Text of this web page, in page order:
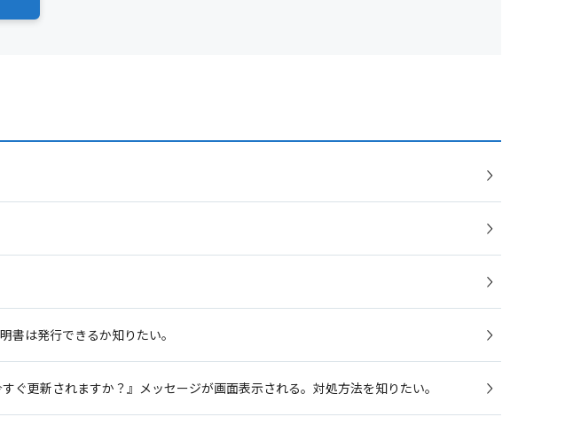
書は発行できるか知りたい。
ぐ更新されますか？』メッセージが画面表示される。対処方法を知りたい。